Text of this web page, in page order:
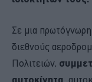
Σε μια
διεθνούς
Πολιτειών,
αυτοκίνητα,